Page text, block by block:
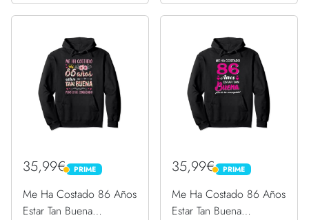
35,99€ PRIME
PRIME
Me Ha Costado 86 Años
Estar Tan Buena
35,99€ PRIME
PRIME
Me Ha Costado 86 Años
Estar Tan Buena